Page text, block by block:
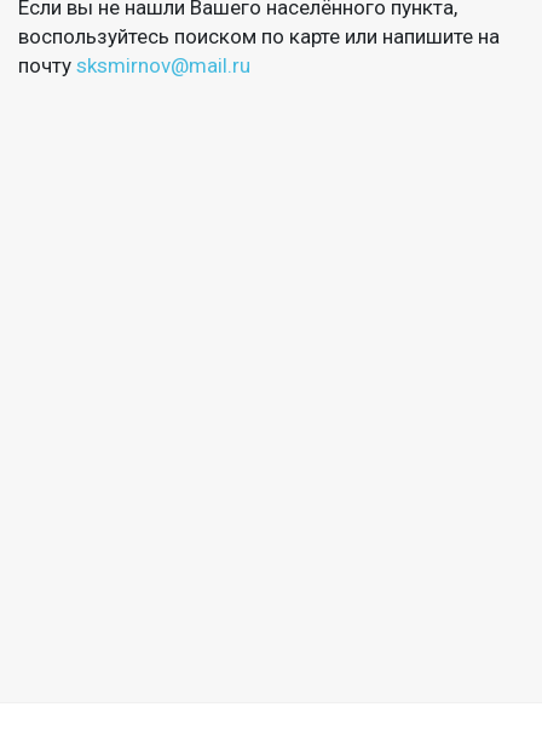
Если вы не нашли Вашего населённого пункта,
воспользуйтесь поиском по карте или напишите на
почту sksmirnov@mail.ru